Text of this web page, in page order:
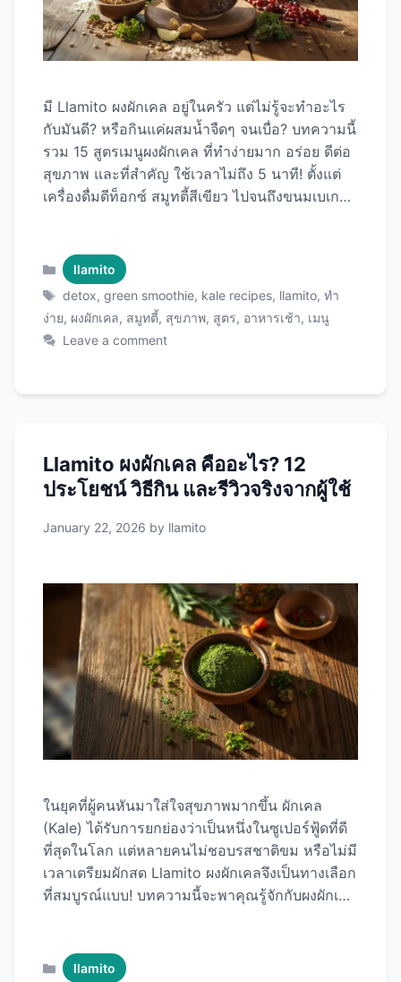
มี Llamito ผงผักเคล อยู่ในครัว แต่ไม่รู้จะทำอะไร
กับมันดี? หรือกินแค่ผสมน้ำจืดๆ จนเบื่อ? บทความนี้
รวม 15 สูตรเมนูผงผักเคล ที่ทำง่ายมาก อร่อย ดีต่อ
สุขภาพ และที่สำคัญ ใช้เวลาไม่ถึง 5 นาที! ตั้งแต่
เครื่องดื่มดีท็อกซ์ สมูทตี้สีเขียว ไปจนถึงขนมเบเกอรี่
ใช้ Llamito ผงผักเคล? ข้อดีที่ชัดเจน 1. สะดวกสุดๆ
2. ไม่ขม ไม่มีกลิ่นแรง 3. เก็บได้นาน 4. คุณค่าเข้ม
ข้น เครื่องดื่มดีท็อกซ์ (5 สูตร) 1. Green Detox
Water (เวลา: 2 นาที) ส่วนผสม: วิธีทำ: ประโยชน์:
Categories
llamito
Tags
detox,green smoothie, kale recipes, llamito,ทำ
ง่าย, ผงผักเคล, สมูทตี้, สุขภาพ, สูตร, อาหารเช้า, เมนู
Leave a comment
Llamito ผงผักเคล คืออะไร? 12
ประโยชน์ วิธีกิน และรีวิวจริงจากผู้ใช้
January 22, 2026 by llamito
ในยุคที่ผู้คนหันมาใส่ใจสุขภาพมากขึ้น ผักเคล
(Kale) ได้รับการยกย่องว่าเป็นหนึ่งในซูเปอร์ฟู้ดที่ดี
ที่สุดในโลก แต่หลายคนไม่ชอบรสชาติขม หรือไม่มี
เวลาเตรียมผักสด Llamito ผงผักเคลจึงเป็นทางเลือก
ที่สมบูรณ์แบบ! บทความนี้จะพาคุณรู้จักกับผงผักเคล
อร่อย ไปจนถึงรีวิวจากผู้ใช้จริง พร้อม Llamito ผง
Categories
llamito